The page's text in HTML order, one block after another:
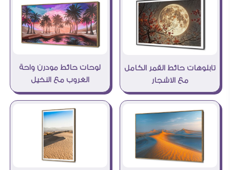
تابلوهات حائط القمر الكامل
مع الاشجار
لوحات حائط مودرن واحة
الغروب مع النخيل